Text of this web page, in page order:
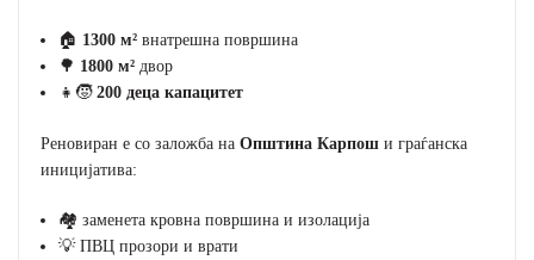
🏠 1300 м²внатрешна површина
🌳 1800 м²двор
👧🧒200 деца капацитет
Реновиран е со заложба на Општина Карпоши граѓанска
иницијатива:
🏘️ заменета кровна површина и изолација
💡 ПВЦ прозори и врати